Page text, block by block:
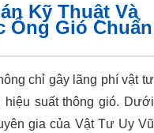
Kỹ Thuật Và
Ống Gió Chuẩn
chỉ gây lãng phí vật tư
hiệu suất thông gió. Dưới
gia của Vật Tư Uy Vũ